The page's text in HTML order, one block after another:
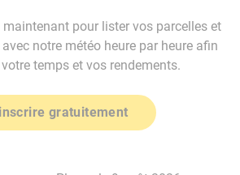
maintenant pour lister vos parcelles et
notre météo heure par heure afin
votre temps et vos rendements.
gratuitement